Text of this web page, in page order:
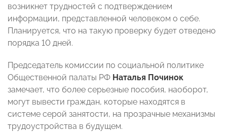
возникнет трудностей с подтверждением
информации, представленной человеком о себе.
Планируется, что на такую проверку будет отведено
порядка 10 дней.
Председатель комиссии по социальной политике
Общественной палаты РФ Наталья Починок
замечает, что более серьезные пособия, наоборот,
могут вывести граждан, которые находятся в
системе серой занятости, на прозрачные механизмы
трудоустройства в будущем.